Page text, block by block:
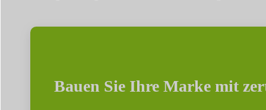
Bauen Sie Ihre Marke mit